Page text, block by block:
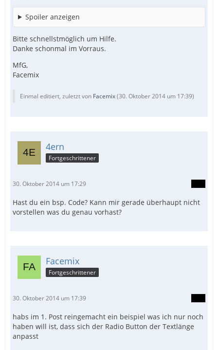
Spoiler anzeigen
Bitte schnellstmöglich um Hilfe.
Danke schonmal im Vorraus.
MfG,
Facemix
Einmal editiert, zuletzt von Facemix(30. Oktober 2014 um 17:39)
4ern
Fortgeschrittener
30. Oktober 2014 um 17:29
Hast du ein bsp. Code? Kann mir gerade überhaupt nicht
vorstellen was du genau vorhast?
Facemix
Fortgeschrittener
30. Oktober 2014 um 17:39
habs im 1. Post reingemacht ein beispiel was ich nur noch
haben will ist, dass sich der Radio Button der Textlänge
anpasst